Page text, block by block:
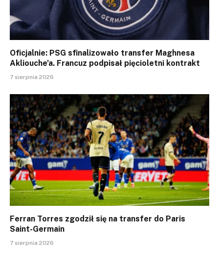
Oficjalnie: PSG sfinalizowało transfer Maghnesa
Akliouche’a. Francuz podpisał pięcioletni kontrakt
7 sierpnia 2026
Ferran Torres zgodził się na transfer do Paris
Saint-Germain
7 sierpnia 2026